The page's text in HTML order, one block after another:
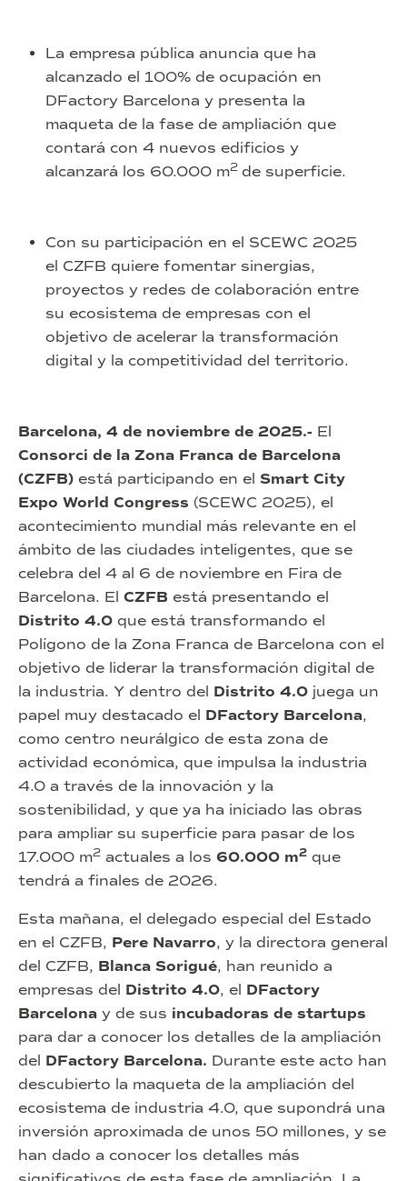
La empresa pública anuncia que ha
alcanzado el 100% de ocupación en
DFactory Barcelona y presenta la
maqueta de la fase de ampliación que
contará con 4 nuevos edificios y
alcanzará los 60.000 m2 de superficie.
Con su participación en el SCEWC 2025
el CZFB quiere fomentar sinergias,
proyectos y redes de colaboración entre
su ecosistema de empresas con el
objetivo de acelerar la transformación
digital y la competitividad del territorio.
Barcelona, 4 de noviembre de 2025.- El
Consorci de la Zona Franca de Barcelona
(CZFB) está participando en el Smart City
Expo World Congress (SCEWC 2025), el
acontecimiento mundial más relevante en el
ámbito de las ciudades inteligentes, que se
celebra del 4 al 6 de noviembre en Fira de
Barcelona. El CZFB está presentando el
Distrito 4.0 que está transformando el
Polígono de la Zona Franca de Barcelona con el
objetivo de liderar la transformación digital de
la industria. Y dentro del Distrito 4.0 juega un
papel muy destacado el DFactory Barcelona,
como centro neurálgico de esta zona de
actividad económica, que impulsa la industria
4.0 a través de la innovación y la
sostenibilidad, y que ya ha iniciado las obras
para ampliar su superficie para pasar de los
17.000 m2 actuales a los 60.000 m2 que
tendrá a finales de 2026.
Esta mañana, el delegado especial del Estado
en el CZFB, Pere Navarro, y la directora general
del CZFB, Blanca Sorigué, han reunido a
empresas del Distrito 4.0, el DFactory
Barcelona y de sus incubadoras de startups
para dar a conocer los detalles de la ampliación
del DFactory Barcelona. Durante este acto han
descubierto la maqueta de la ampliación del
ecosistema de industria 4.0, que supondrá una
inversión aproximada de unos 50 millones, y se
han dado a conocer los detalles más